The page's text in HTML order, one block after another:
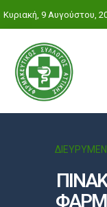
Κυριακή, 9 Αυγούστου,